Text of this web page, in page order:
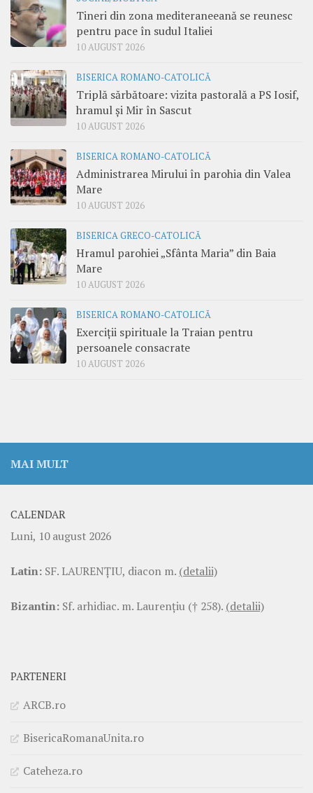
Tineri din zona mediteraneeană se reunesc
pentru pace în sudul Italiei
10 AUGUST 2026
BISERICA ROMANO-CATOLICĂ
Triplă sărbătoare: vizita pastorală a PS Iosif,
hramul și Mir în Sascut
10 AUGUST 2026
BISERICA ROMANO-CATOLICĂ
Administrarea Mirului în parohia din Valea
Mare
10 AUGUST 2026
BISERICA GRECO-CATOLICĂ
Hramul parohiei „Sfânta Maria” din Baia
Mare
10 AUGUST 2026
BISERICA ROMANO-CATOLICĂ
Exerciții spirituale la Traian pentru
persoanele consacrate
10 AUGUST 2026
MAI MULT
CALENDAR
Luni, 10 august 2026
Latin: SF. LAURENŢIU, diacon m. (detalii)
Bizantin: Sf. arhidiac. m. Laurenţiu († 258). (detalii)
PARTENERI
ARCB.ro
BisericaRomanaUnita.ro
Cateheza.ro